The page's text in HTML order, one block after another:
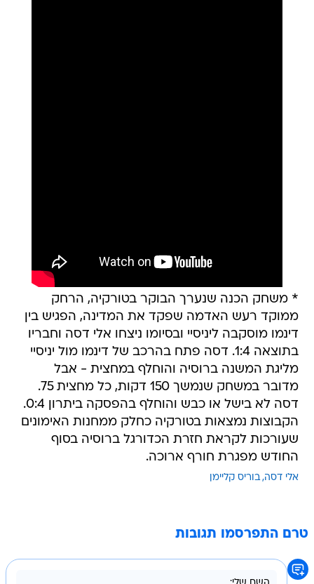
* משחק הכנה שנערך הבוקר בטורקיה, הרחק
ממוקד רעש האדמה שפקד את המדינה, הפגיש בין
דינמו מוסקבה ליניסיי ובסיומו ניצחו אלי דסה וחבריו
בתוצאה 1:4. דסה פתח בהרכב של דינמו מול יניסיי
מליגת המשנה ברוסיה והוחלף במחצית - אבל
מדובר במשחק שנמשך 150 דקות, כל מחצית 75.
דסה לא בישל או כבש והוחלף בהפסקה ביתרון 0:4.
הקבוצות נמצאות בטורקיה כחלק ממחנות האימונים
שעורכות לקראת חזרת הכדורגל ברוסיה בסוף
החודש מפגרת חורף ארוכה.
אלי דסה בוריס קליימן
טרם התפרסמו תגובות